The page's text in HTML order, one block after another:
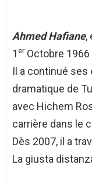
Ahmed Hafiane,
1erOctobre 1966
Il a continué ses
dramatique de
avec Hichem
carrière dans le
Dès 2007, il a
La giusta